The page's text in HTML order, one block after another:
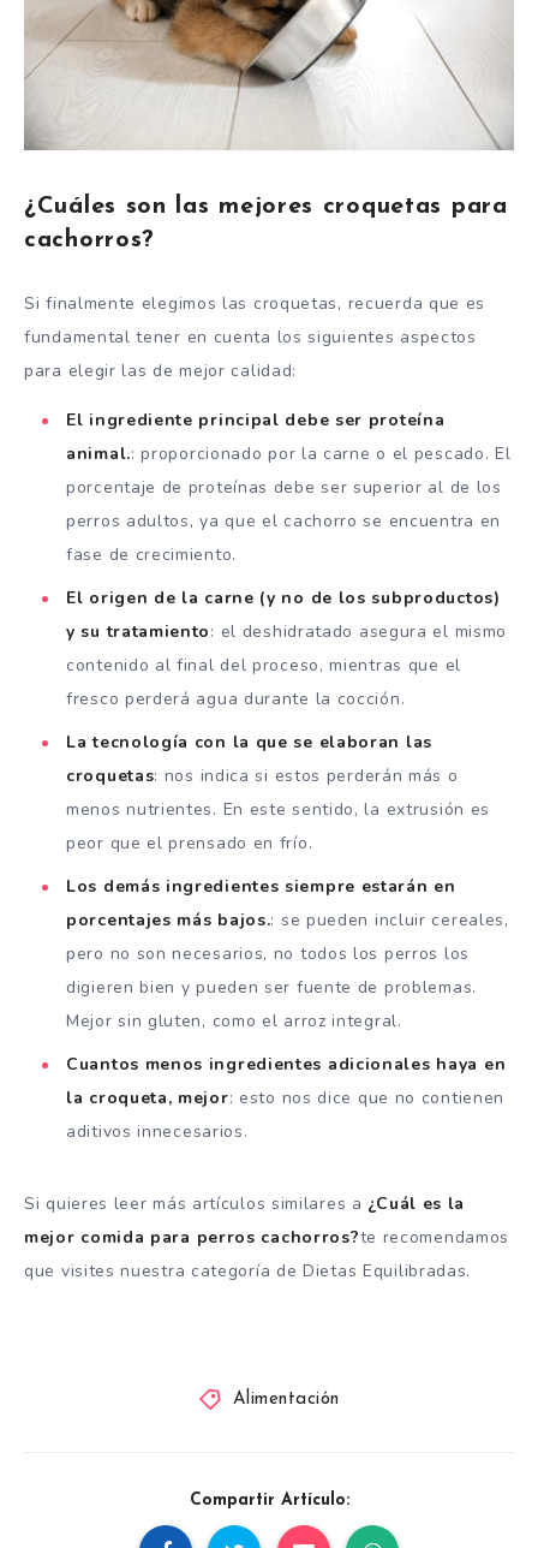
¿Cuáles son las mejores croquetas para
cachorros?
Si finalmente elegimos las croquetas, recuerda que es
fundamental tener en cuenta los siguientes aspectos
para elegir las de mejor calidad:
El ingrediente principal debe ser proteína
animal.: proporcionado por la carne o el pescado. El
porcentaje de proteínas debe ser superior al de los
perros adultos, ya que el cachorro se encuentra en
fase de crecimiento.
El origen de la carne (y no de los subproductos)
y su tratamiento: el deshidratado asegura el mismo
contenido al final del proceso, mientras que el
fresco perderá agua durante la cocción.
La tecnología con la que se elaboran las
croquetas: nos indica si estos perderán más o
menos nutrientes. En este sentido, la extrusión es
peor que el prensado en frío.
Los demás ingredientes siempre estarán en
porcentajes más bajos.: se pueden incluir cereales,
pero no son necesarios, no todos los perros los
digieren bien y pueden ser fuente de problemas.
Mejor sin gluten, como el arroz integral.
Cuantos menos ingredientes adicionales haya en
la croqueta, mejor: esto nos dice que no contienen
aditivos innecesarios.
Si quieres leer más artículos similares a ¿Cuál es la
mejor comida para perros cachorros?te recomendamos
que visites nuestra categoría de Dietas Equilibradas.
Alimentación
Compartir Artículo: